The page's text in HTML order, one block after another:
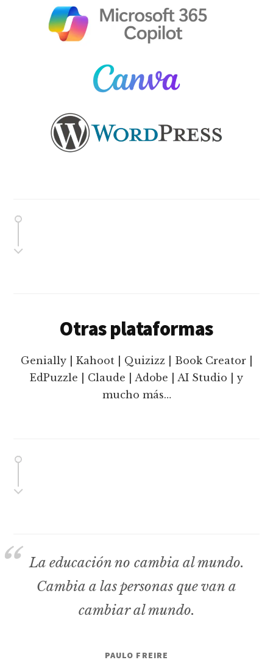
Otras plataformas
Genially | Kahoot | Quizizz | Book Creator |
EdPuzzle | Claude | Adobe | AI Studio | y
mucho más…
La educación no cambia al mundo.
Cambia a las personas que van a
cambiar al mundo.
PAULO FREIRE